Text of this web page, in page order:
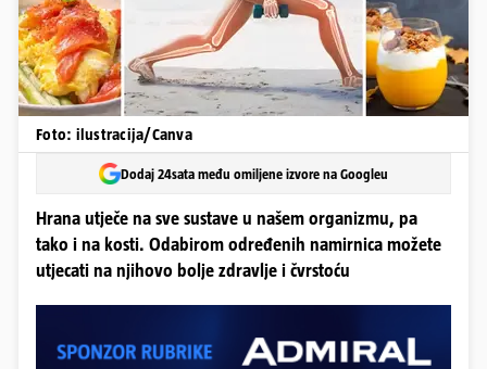
Foto: ilustracija/Canva
Dodaj 24sata među omiljene izvore na Googleu
Hrana utječe na sve sustave u našem organizmu, pa
tako i na kosti. Odabirom određenih namirnica možete
utjecati na njihovo bolje zdravlje i čvrstoću